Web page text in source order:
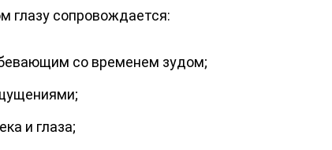
глазу сопровождается:
со временем зудом;
и глаза;